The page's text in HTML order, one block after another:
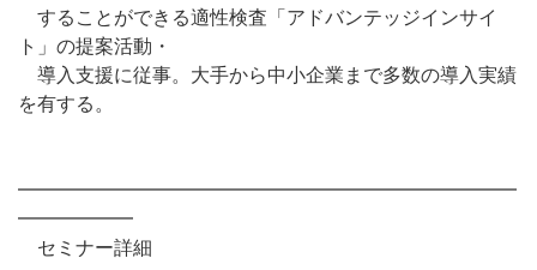
することができる適性検査「アドバンテッジインサイ
ト」の提案活動・
導入支援に従事。大手から中小企業まで多数の導入実績
を有する。
━━━━━━━━━━━━━━━━━━━━━━━━━━
━━━━━━
セミナー詳細